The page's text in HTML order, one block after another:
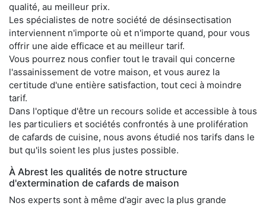
qualité, au meilleur prix.
Les spécialistes de notre société de désinsectisation
interviennent n'importe où et n'importe quand, pour vous
offrir une aide efficace et au meilleur tarif.
Vous pourrez nous confier tout le travail qui concerne
l'assainissement de votre maison, et vous aurez la
certitude d'une entière satisfaction, tout ceci à moindre
tarif.
Dans l'optique d'être un recours solide et accessible à tous
les particuliers et sociétés confrontés à une prolifération
de cafards de cuisine, nous avons étudié nos tarifs dans le
but qu'ils soient les plus justes possible.
À Abrest les qualités de notre structure
d'extermination de cafards de maison
Nos experts sont à même d'agir avec la plus grande